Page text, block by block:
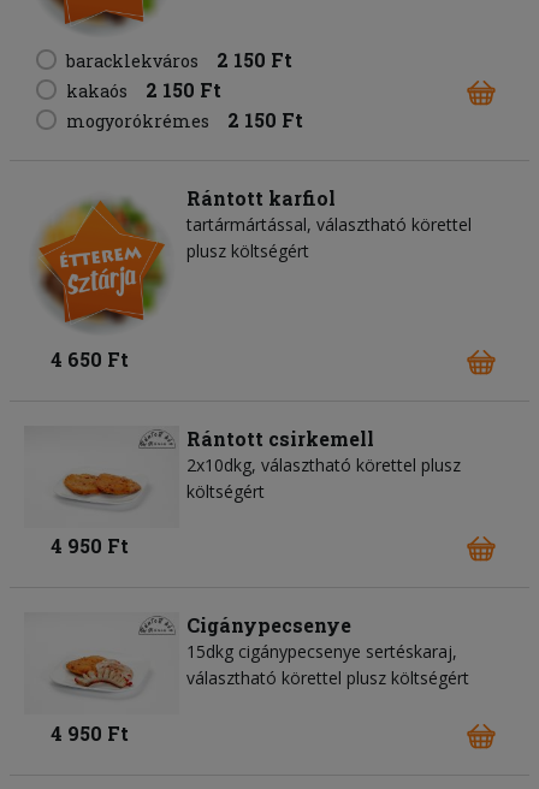
baracklekváros 2 150 Ft
kakaós 2 150 Ft
mogyorókrémes 2 150 Ft
Rántott karfiol
tartármártással, választható körettel
plusz költségért
4 650 Ft
Rántott csirkemell
2x10dkg, választható körettel plusz
költségért
4 950 Ft
Cigánypecsenye
15dkg cigánypecsenye sertéskaraj,
választható körettel plusz költségért
4 950 Ft